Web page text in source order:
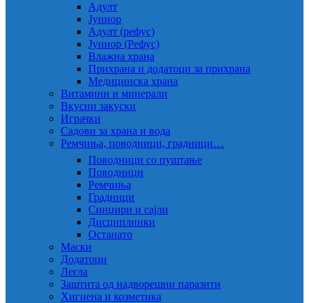
Адулт
Јуниор
Адулт (рефус)
Јуниор (Рефус)
Влажна храна
Прихрана и додатоци за прихрана
Медицинска храна
Витамини и минерали
Вкусни закуски
Играчки
Садови за храна и вода
Ремчиња, поводници, градници…
Поводници со пуштање
Поводници
Ремчиња
Градници
Синџири и сајли
Дисциплинки
Останато
Маски
Додатоци
Легла
Заштита од надворешни паразити
Хигиена и козметика